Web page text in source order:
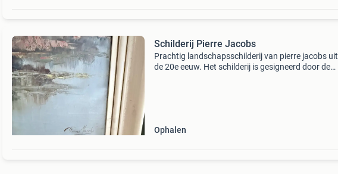
Schilderij Pierre Jacobs
Prachtig landschapsschilderij van pierre jacobs uit
de 20e eeuw. Het schilderij is gesigneerd door de
Ophalen